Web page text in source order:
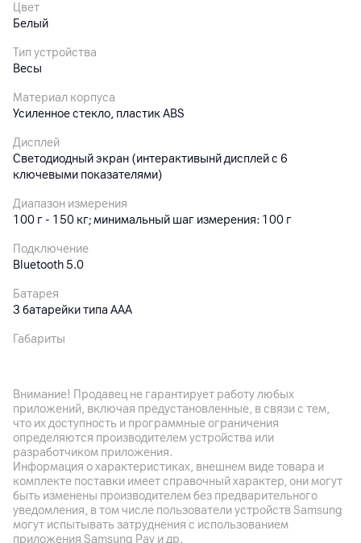
Цвет
Белый
Тип устройства
Весы
Материал корпуса
Усиленное стекло, пластик ABS
Дисплей
Светодиодный экран (интерактивынй дисплей с 6
ключевыми показателями)
Диапазон измерения
100 г - 150 кг; минимальный шаг измерения: 100 г
Подключение
Bluetooth 5.0
Батарея
3 батарейки типа ААА
Габариты
25 показателей здоровья; 2-частотный алгоритм с 4
электродами (для измерения состава тканей тела:
количество жировых отложений, мышечной ткани, воды);
определение сердечного ритма; подключение к
приложению Mi Home (совместимость: ОС Android 8.0 / iOS
12 и выше)
Другие характеристики
Внимание! Продавец не гарантирует работу любых
приложений, включая предустановленные, в связи с тем,
что их доступность и программные ограничения
определяются производителем устройства или
разработчиком приложения.
Информация о характеристиках, внешнем виде товара и
комплекте поставки имеет справочный характер, они могут
быть изменены производителем без предварительного
уведомления, в том числе пользователи устройств Samsung
могут испытывать затруднения с использованием
приложения Samsung Pay и др.